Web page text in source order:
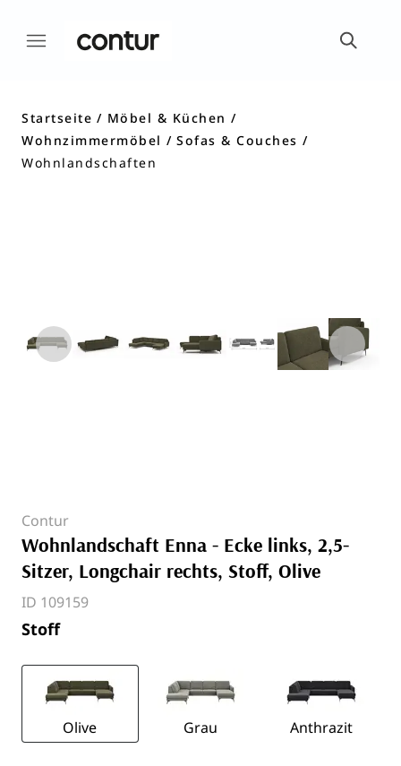
Startseite
Möbel & Küchen
Wohnzimmermöbel
Sofas & Couches
Wohnlandschaften
Contur
Wohnlandschaft Enna - Ecke links, 2,5-
Sitzer, Longchair rechts, Stoff, Olive
ID 109159
Stoff
Olive Grau Anthrazit